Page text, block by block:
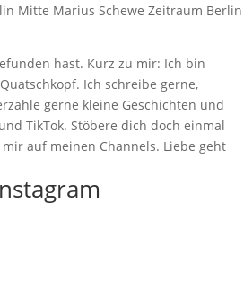
hast. Kurz zu mir: Ich bin
Ich schreibe gerne,
gerne kleine Geschichten und
TikTok. Stöbere dich doch einmal
auf meinen Channels. Liebe geht